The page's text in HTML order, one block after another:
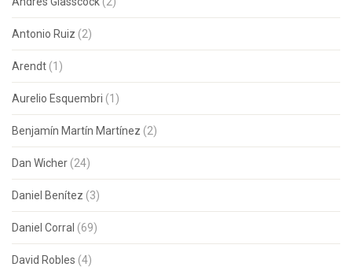
Antonio Ruiz (2)
Arendt (1)
Aurelio Esquembri (1)
Benjamín Martín Martínez (2)
Dan Wicher (24)
Daniel Benítez (3)
Daniel Corral (69)
David Robles (4)